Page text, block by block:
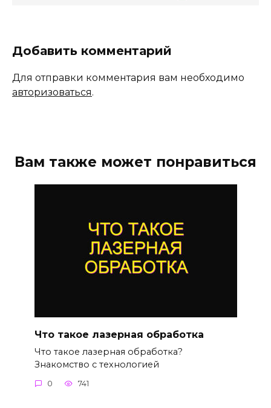
Добавить комментарий
Для отправки комментария вам необходимо
авторизоваться.
Вам также может понравиться
Что такое лазерная обработка
Что такое лазерная обработка?
Знакомство с технологией
0 741